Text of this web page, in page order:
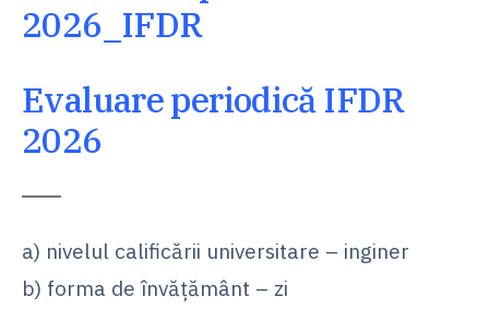
2026_IFDR
Evaluare periodică IFDR
2026
a) nivelul calificării universitare – inginer
b) forma de învăţământ – zi